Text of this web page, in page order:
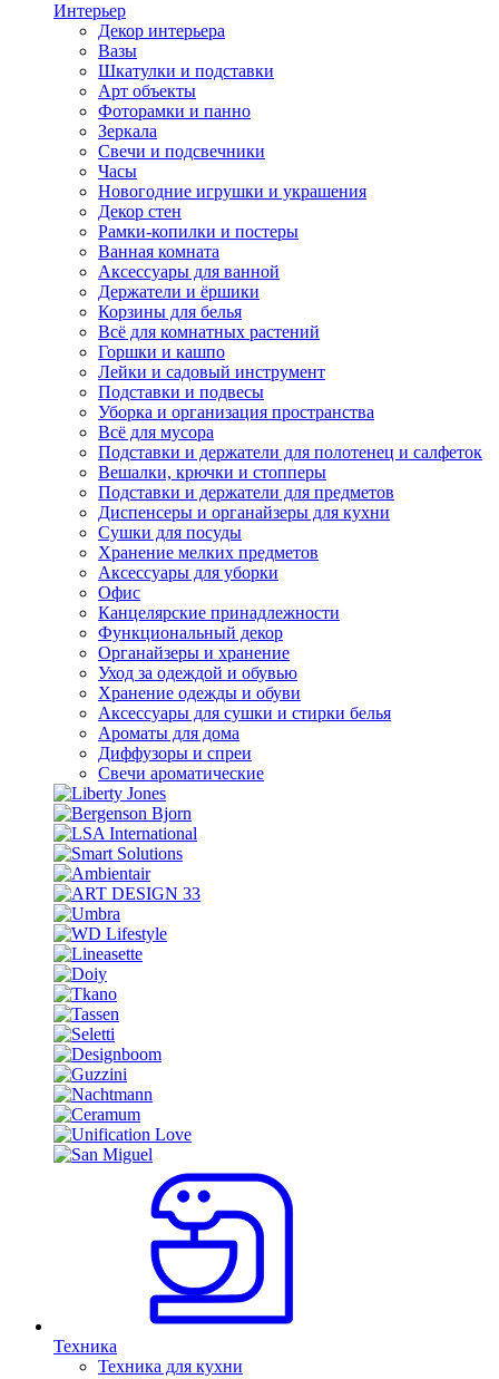
Интерьер
Декор интерьера
Вазы
Шкатулки и подставки
Арт объекты
Фоторамки и панно
Зеркала
Свечи и подсвечники
Часы
Новогодние игрушки и украшения
Декор стен
Рамки-копилки и постеры
Ванная комната
Аксессуары для ванной
Держатели и ёршики
Корзины для белья
Всё для комнатных растений
Горшки и кашпо
Лейки и садовый инструмент
Подставки и подвесы
Уборка и организация пространства
Всё для мусора
Подставки и держатели для полотенец и салфеток
Вешалки, крючки и стопперы
Подставки и держатели для предметов
Диспенсеры и органайзеры для кухни
Сушки для посуды
Хранение мелких предметов
Аксессуары для уборки
Офис
Канцелярские принадлежности
Функциональный декор
Органайзеры и хранение
Уход за одеждой и обувью
Хранение одежды и обуви
Аксессуары для сушки и стирки белья
Ароматы для дома
Диффузоры и спреи
Свечи ароматические
Техника
Техника для кухни